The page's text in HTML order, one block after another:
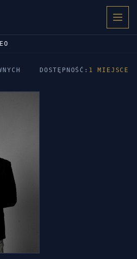
DOSTĘPNOŚĆ: 1 MIEJSCE